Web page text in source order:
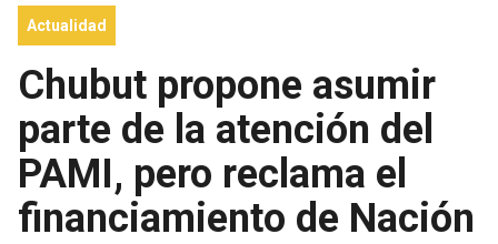
Actualidad
Chubut propone asumir
parte de la atención del
PAMI, pero reclama el
financiamiento de Nación